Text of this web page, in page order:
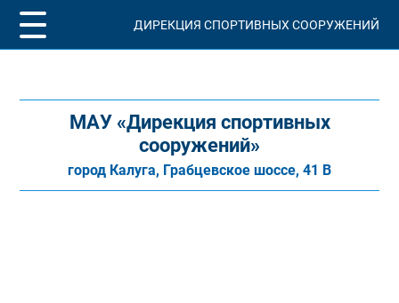
ДИРЕКЦИЯ СПОРТИВНЫХ СООРУЖЕНИЙ
МАУ «Дирекция спортивных
сооружений»
город Калуга, Грабцевское шоссе, 41 В